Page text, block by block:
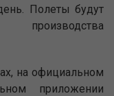
Полеты будут
производства
на официальном
приложении